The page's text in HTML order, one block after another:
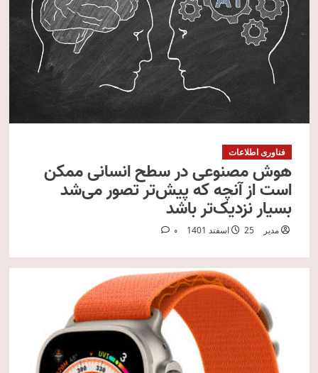
فناوری اطلاعات
هوش مصنوعی در سطح انسانی ممکن
است از آنچه که پیش‌تر تصور می‌شد
بسیار نزدیک‌تر باشد
مدیر 25 اسفند 1401 0